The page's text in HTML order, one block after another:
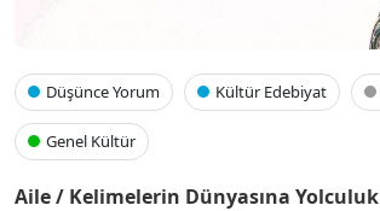
Düşünce Yorum Kültür Edebiyat
Genel Kültür
Aile / Kelimelerin Dünyasına Yolculuk